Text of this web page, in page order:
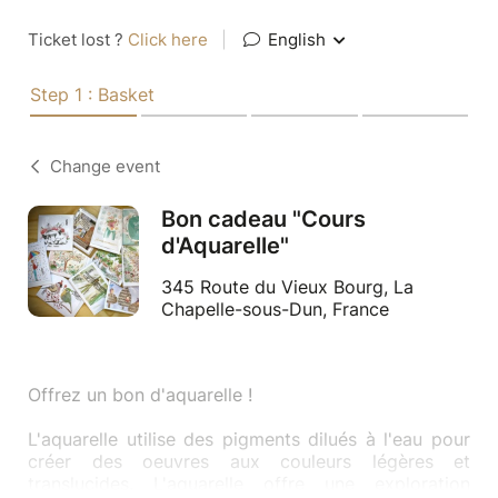
Ticket lost ? Click here English
Step 1 : Basket
Change event
Bon cadeau "Cours
d'Aquarelle"
345 Route du Vieux Bourg, La
Chapelle-sous-Dun, France
Offrez un bon d'aquarelle !
L'aquarelle utilise des pigments dilués à l'eau pour
créer des oeuvres aux couleurs légères et